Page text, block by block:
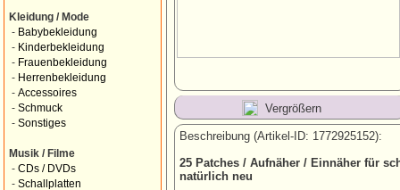
Kleidung / Mode
- Babybekleidung
- Kinderbekleidung
- Frauenbekleidung
- Herrenbekleidung
- Accessoires
- Schmuck
- Sonstiges
Musik / Filme
- CDs / DVDs
- Schallplatten
Vergrößern
Beschreibung (Artikel-ID: 1772925152):
25 Patches / Aufnäher / Einnäher für
natürlich neu